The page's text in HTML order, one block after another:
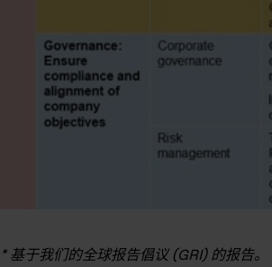
* 基于我们的全球报告倡议 (GRI) 的报告。